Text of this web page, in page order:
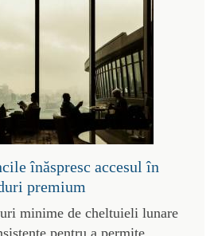
înăspresc accesul în
premium
minime de cheltuieli lunare
pentru a permite